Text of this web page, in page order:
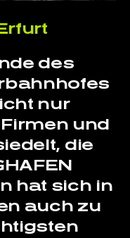
des
nur
und
die
hat sich in
auch zu